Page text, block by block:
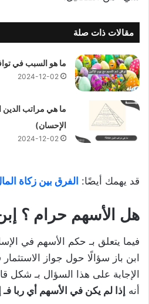
مقالات ذات صلة
ما هو السبب في
2024-12-02
ما هي مراتب الدين
الإحسان)
2024-12-02
قد يهمك أيضًا: الفرق بين زكاة
هل الأسهم حرام ؟ إبن
فيما يتعلق بـ حكم الأسهم في
ابن باز سؤالًا حول جواز
الإجابة على هذا السؤال بـ شكل
أنه إذا لم يكن في الأسهم أي ربا فـ